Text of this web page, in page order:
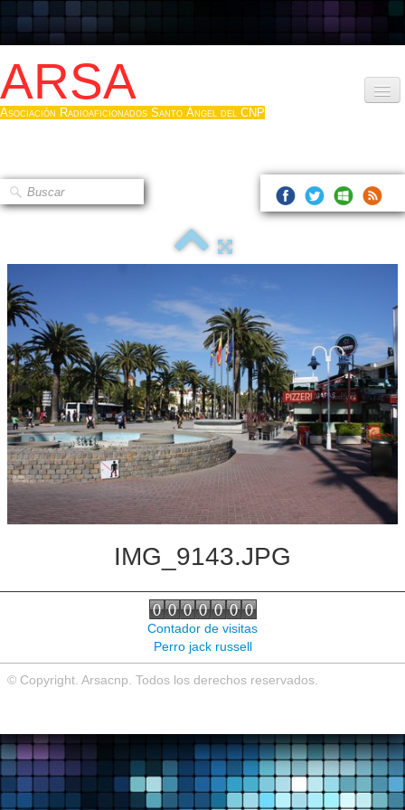
ARSA
Asociación Radioaficionados Santo Ángel del CNP
Que es la ARSA
Hacerse socio
Log diploma en Pdf
Fotos▼
Sistemas Digitales
Noticias de interés
Contacto
IMG_9143.JPG
Contador de visitas
Perro jack russell
© Copyright. Arsacnp. Todos los derechos reservados.